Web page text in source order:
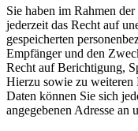
Sie haben im Rahmen
jederzeit das Recht auf
gespeicherten
Empfänger und den
Recht auf Berichtigung,
Hierzu sowie zu weiteren
Daten können Sie sich
angegebenen Adresse an